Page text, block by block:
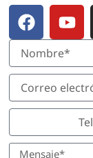
F
a
c
e
b
o
o
k
Y
o
u
T
u
b
e